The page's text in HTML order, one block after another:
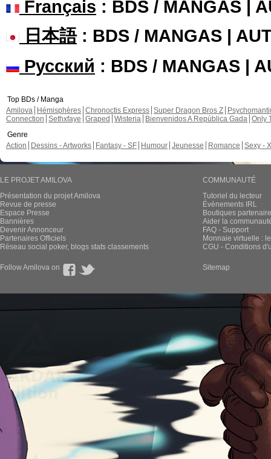
Français : BDS / MANGAS |
日本語: BDS / MANGAS |
Русский : BDS / MANGAS |
Top BDs / Manga
Amilova
Hémisphères Chronoctis Express Super Dragon Bros Z
Connection Sethxfaye Graped Wisteria Bienvenidos A República Gada Only
Genre
Action
Dessins - Artworks Fantasy - SF Humour Jeunesse Romance Sexy -
LE PROJET AMILOVA
Présentation du projet Amilova
Revue de presse
Espace Presse
Bannières
Devenir Annonceur
Partenaires Officiels
Réseau social poker, blogs stats classements
COMMUNAUTÉ
Tutoriel du lecteur
Évènements IRL
Boutiques
Aider la
FAQ - Support
Monnaie virtuelle :
CGU - Conditions
Follow Amilova on Sitemap